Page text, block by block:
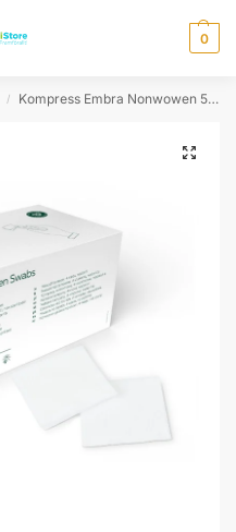
0
/ Kompress Embra Nonwowen 5 x 5 cm – (150st)